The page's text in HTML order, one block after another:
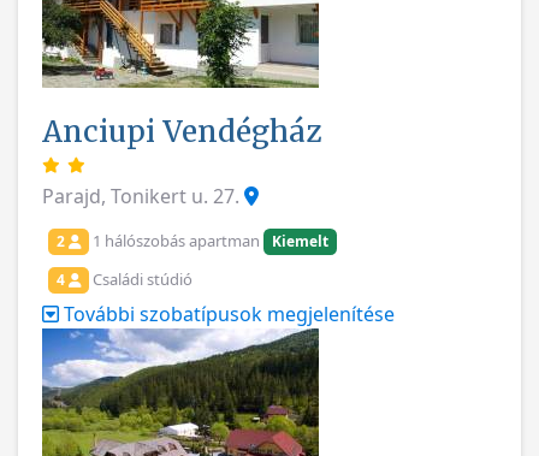
Anciupi Vendégház
Parajd, Tonikert u. 27.
2 1 hálószobás apartman
Kiemelt
4
Családi stúdió
További szobatípusok megjelenítése